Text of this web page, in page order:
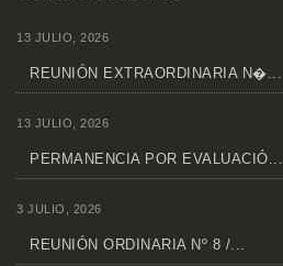
13 JULIO, 2026
REUNIÓN EXTRAORDINARIA N�...
13 JULIO, 2026
PERMANENCIA POR EVALUACIÓ...
3 JULIO, 2026
REUNIÓN ORDINARIA Nº 8 /...